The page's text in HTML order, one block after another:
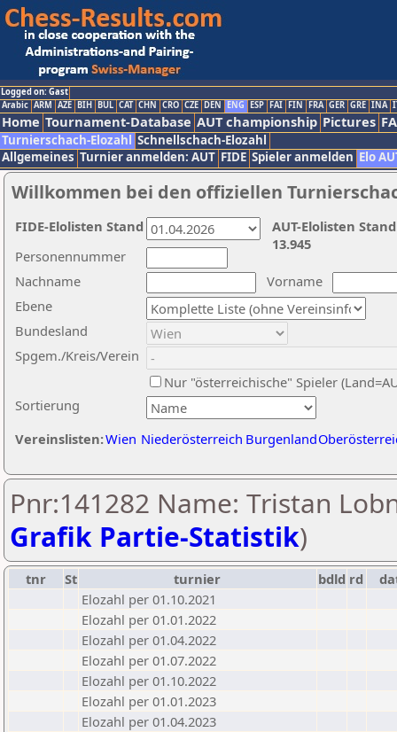
Logged on: Gast
Arabic ARM AZE BIH BUL CAT CHN CRO CZE DEN ENG ESP FAI FIN FRA GER GRE INA
Home Tournament-Database AUT championship Pictures
Turnierschach-Elozahl Schnellschach-Elozahl
Allgemeines Turnier anmelden: AUT FIDE Spieler anmelden Elo
Willkommen bei den offiziellen
Nachname
Vorname
Ebene
Sortierung
Personennummer
Bundesland
Spgem./Kreis/Verein
Nur "österreichische" Spieler
Vereinslisten:Wien Niederösterreich Burgenland
AUT-Elolisten
13.945
FIDE-Elolisten Stand
Pnr:141282 Name: Tristan
Grafik Partie-Statistik)
tnr St turnier bdld rd
Elozahl per 01.10.2021
Elozahl per 01.01.2022
Elozahl per 01.04.2022
Elozahl per 01.07.2022
Elozahl per 01.10.2022
Elozahl per 01.01.2023
Elozahl per 01.04.2023